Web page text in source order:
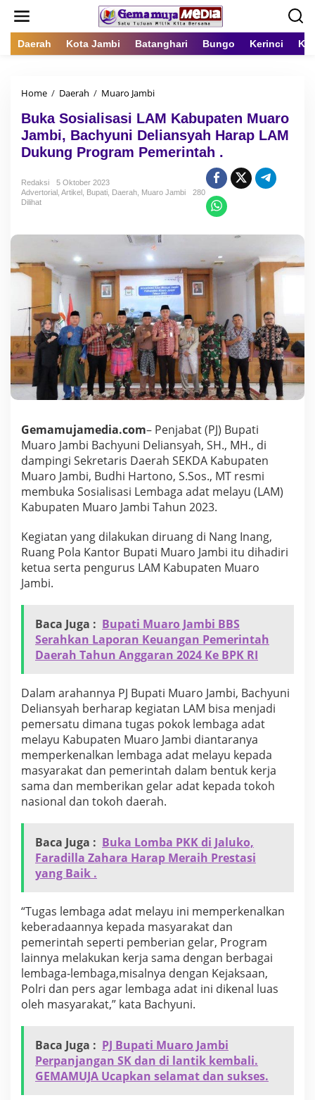
Daerah Kota Jambi Batanghari Bungo Kerinci
Home / Daerah / Muaro Jambi
k
a
S
o
a
s
a
i
L
A
M
K
a
b
u
p
a
t
n
M
u
a
r
o
J
a
b
i
B
y
u
n
i
e
l
i
a
n
s
y
a
h
H
a
p
L
u
k
u
n
P
r
o
a
m
P
e
Buka Sosialisasi LAM Kabupaten Muaro
Jambi, Bachyuni Deliansyah Harap LAM
Dukung Program Pemerintah .
Redaksi
5 Oktober 2023
Advertorial Artikel Bupati Daerah Muaro Jambi
280
Dilihat
Gemamujamedia.com– Penjabat (PJ) Bupati
Muaro Jambi Bachyuni Deliansyah, SH., MH., di
dampingi Sekretaris Daerah SEKDA Kabupaten
Muaro Jambi, Budhi Hartono, S.Sos., MT resmi
membuka Sosialisasi Lembaga adat melayu (LAM)
Kabupaten Muaro Jambi Tahun 2023.
Kegiatan yang dilakukan diruang di Nang Inang,
Ruang Pola Kantor Bupati Muaro Jambi itu dihadiri
ketua serta pengurus LAM Kabupaten Muaro
Jambi.
Baca Juga : Bupati Muaro Jambi BBS
Serahkan Laporan Keuangan Pemerintah
Daerah Tahun Anggaran 2024 Ke BPK RI
Dalam arahannya PJ Bupati Muaro Jambi, Bachyuni
Deliansyah berharap kegiatan LAM bisa menjadi
pemersatu dimana tugas pokok lembaga adat
melayu Kabupaten Muaro Jambi diantaranya
memperkenalkan lembaga adat melayu kepada
masyarakat dan pemerintah dalam bentuk kerja
sama dan memberikan gelar adat kepada tokoh
nasional dan tokoh daerah.
Baca Juga : Buka Lomba PKK di Jaluko,
Faradilla Zahara Harap Meraih Prestasi
yang Baik .
“Tugas lembaga adat melayu ini memperkenalkan
keberadaannya kepada masyarakat dan
pemerintah seperti pemberian gelar, Program
lainnya melakukan kerja sama dengan berbagai
lembaga-lembaga,misalnya dengan Kejaksaan,
Polri dan pers agar lembaga adat ini dikenal luas
oleh masyarakat,” kata Bachyuni.
Baca Juga : PJ Bupati Muaro Jambi
Perpanjangan SK dan di lantik kembali.
GEMAMUJA Ucapkan selamat dan sukses.